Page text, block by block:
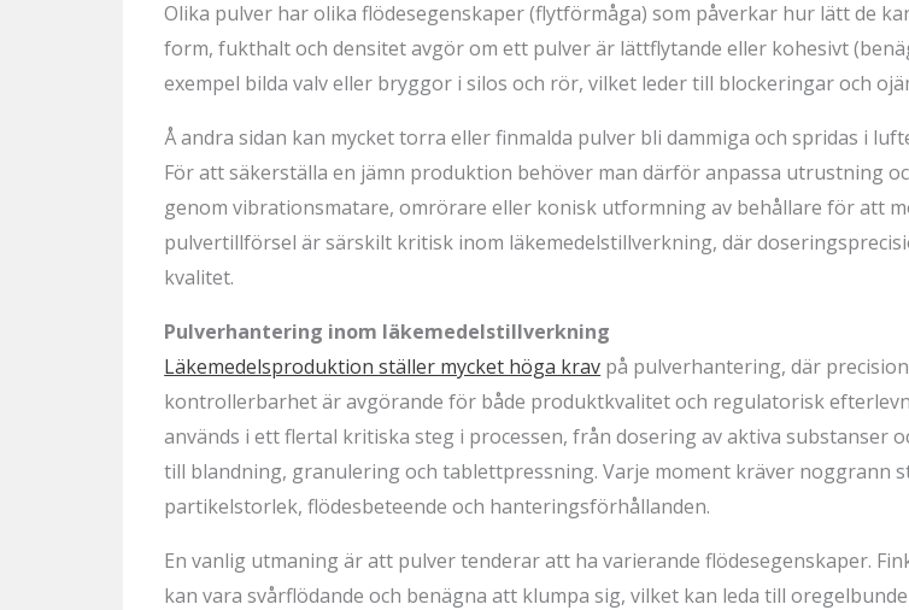
Olika pulver har olika flödesegenskaper (flytförmåga) som påverkar hur lätt de
form, fukthalt och densitet avgör om ett pulver är lättflytande eller kohesivt
exempel bilda valv eller bryggor i silos och rör, vilket leder till blockeringar och
Å andra sidan kan mycket torra eller finmalda pulver bli dammiga och spridas i
För att säkerställa en jämn produktion behöver man därför anpassa utrustning
genom vibrationsmatare, omrörare eller konisk utformning av behållare för att
pulvertillförsel är särskilt kritisk inom läkemedelstillverkning, där
kvalitet.
Pulverhantering inom läkemedelstillverkning
Läkemedelsproduktion ställer mycket höga krav på pulverhantering, där
kontrollerbarhet är avgörande för både produktkvalitet och regulatorisk
används i ett flertal kritiska steg i processen, från dosering av aktiva substanser
till blandning, granulering och tablettpressning. Varje moment kräver noggrann
partikelstorlek, flödesbeteende och hanteringsförhållanden.
En vanlig utmaning är att pulver tenderar att ha varierande flödesegenskaper.
kan vara svårflödande och benägna att klumpa sig, vilket kan leda till